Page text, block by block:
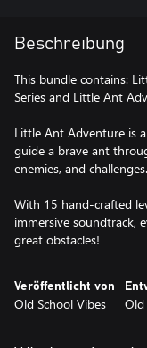
Beschreibung
This bundle contains:
Series and Little Ant
Little Ant Adventure is
guide a brave ant
enemies, and challenges.
With 15 hand-crafted
immersive soundtrack,
great obstacles!
Veröffentlicht von
Old School Vibes Old